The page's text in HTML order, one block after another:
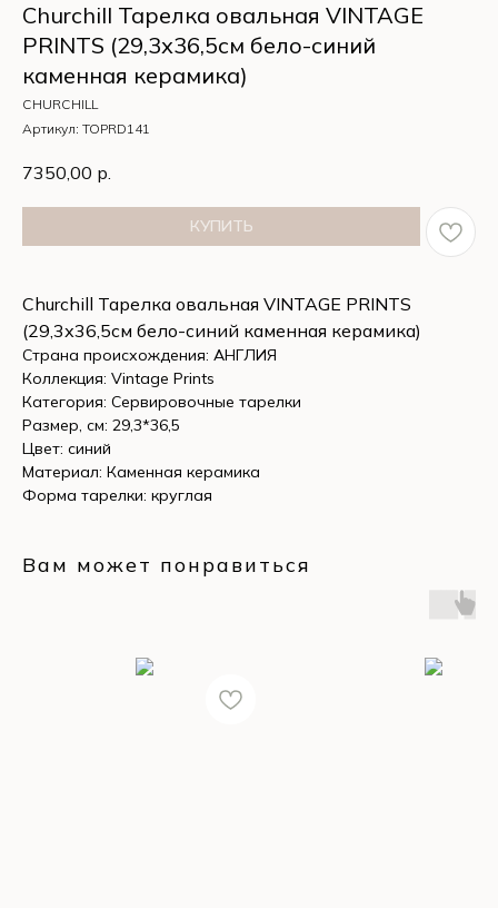
Churchill Тарелка овальная VINTAGE
PRINTS (29,3х36,5см бело-синий
каменная керамика)
CHURCHILL
Артикул: TOPRD141
7350,00 р.
КУПИТЬ
Churchill Тарелка овальная VINTAGE PRINTS
(29,3х36,5см бело-синий каменная керамика)
Страна происхождения: АНГЛИЯ
Коллекция: Vintage Prints
Категория: Сервировочные тарелки
Размер, см: 29,3*36,5
Цвет: синий
Материал: Каменная керамика
Форма тарелки: круглая
Вам может понравиться